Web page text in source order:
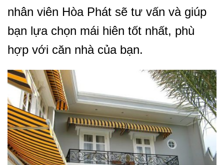
nhân viên Hòa Phát sẽ tư vấn và giúp
bạn lựa chọn mái hiên tốt nhất, phù
hợp với căn nhà của bạn.